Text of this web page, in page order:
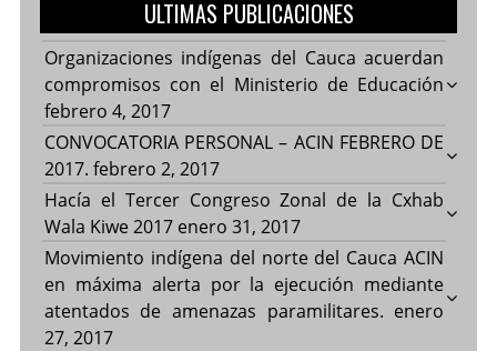
ULTIMAS PUBLICACIONES
Organizaciones indígenas del Cauca acuerdan
compromisos con el Ministerio de Educación
febrero 4, 2017
CONVOCATORIA PERSONAL – ACIN FEBRERO DE
2017. febrero 2, 2017
Hacía el Tercer Congreso Zonal de la Cxhab
Wala Kiwe 2017 enero 31, 2017
Movimiento indígena del norte del Cauca ACIN
en máxima alerta por la ejecución mediante
atentados de amenazas paramilitares. enero
27, 2017